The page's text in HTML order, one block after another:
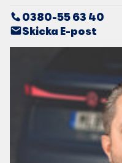
0380-55 63 40
Skicka E-post